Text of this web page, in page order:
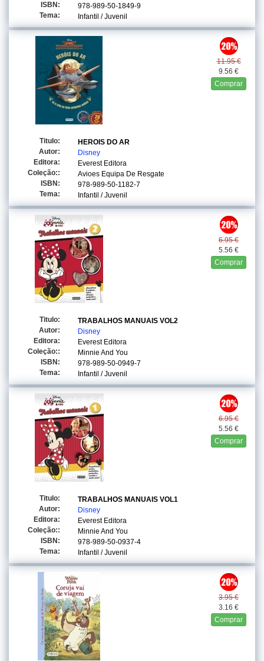
ISBN:
978-989-50-1849-9
Tema:
Infantil / Juvenil
11.95 €
9.56 €
Comprar
Titulo:
HEROIS DO AR
Autor:
Disney
Editora:
Everest Editora
Coleção::
Avioes Equipa De Resgate
ISBN:
978-989-50-1182-7
Tema:
Infantil / Juvenil
6.95 €
5.56 €
Comprar
Titulo:
TRABALHOS MANUAIS VOL2
Autor:
Disney
Editora:
Everest Editora
Coleção::
Minnie And You
ISBN:
978-989-50-0949-7
Tema:
Infantil / Juvenil
6.95 €
5.56 €
Comprar
Titulo:
TRABALHOS MANUAIS VOL1
Autor:
Disney
Editora:
Everest Editora
Coleção::
Minnie And You
ISBN:
978-989-50-0937-4
Tema:
Infantil / Juvenil
3.95 €
3.16 €
Comprar